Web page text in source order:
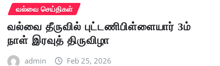
வல்வை செய்திகள்
வல்வை தீருவில் புட்டணிபிள்ளையார் 3ம்
நாள் இரவுத் திருவிழா
admin Feb 25, 2026